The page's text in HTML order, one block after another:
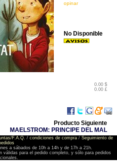
opinar
0.00 $
0.00 £
No Disponible
Producto Siguiente
MAELSTROM: PRINCIPE DEL MAL
F.A.Q. / condiciones de compra/ Seguimiento de
a sábados de 10h a 14h y de 17h a 21h.
para el pedido completo, y sólo para pedidos